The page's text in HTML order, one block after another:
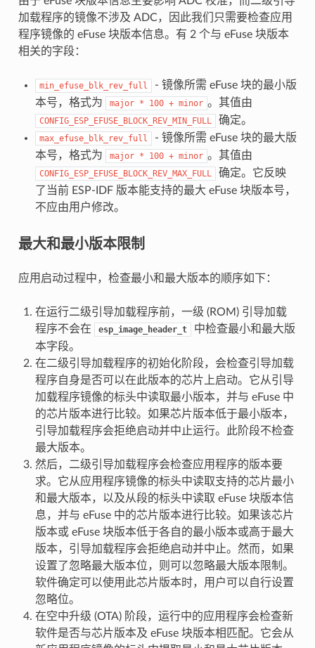
加载程序的镜像不涉及 ADC，因此我们只需要检查应用
程序镜像的 eFuse 块版本信息。有 2 个与 eFuse 块版本
相关的字段：
min_efuse_blk_rev_full
- 镜像所需 eFuse 块的最小版
本号，格式为
major * 100 + minor 。其值由
CONFIG_ESP_EFUSE_BLOCK_REV_MIN_FULL 确定。
max_efuse_blk_rev_full
- 镜像所需 eFuse 块的最大版
本号，格式为
major * 100 + minor 。其值由
CONFIG_ESP_EFUSE_BLOCK_REV_MAX_FULL
确定。它反映
了当前 ESP-IDF 版本能支持的最大 eFuse 块版本号，
不应由用户修改。
最大和最小版本限制
应用启动过程中，检查最小和最大版本的顺序如下：
在运行二级引导加载程序前，一级 (ROM) 引导加载
程序不会在
esp_image_header_t
中检查最小和最大版
本字段。
在二级引导加载程序的初始化阶段，会检查引导加载
程序自身是否可以在此版本的芯片上启动。它从引导
加载程序镜像的标头中读取最小版本，并与 eFuse 中
的芯片版本进行比较。如果芯片版本低于最小版本，
引导加载程序会拒绝启动并中止运行。此阶段不检查
最大版本。
然后，二级引导加载程序会检查应用程序的版本要
求。它从应用程序镜像的标头中读取支持的芯片最小
和最大版本，以及从段的标头中读取 eFuse 块版本信
息，并与 eFuse 中的芯片版本进行比较。如果该芯片
版本或 eFuse 块版本低于各自的最小版本或高于最大
版本，引导加载程序会拒绝启动并中止。然而，如果
设置了忽略最大版本位，则可以忽略最大版本限制。
软件确定可以使用此芯片版本时，用户可以自行设置
忽略位。
在空中升级 (OTA) 阶段，运行中的应用程序会检查新
软件是否与芯片版本及 eFuse 块版本相匹配。它会从